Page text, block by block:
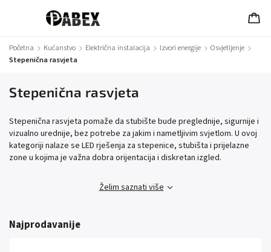
Početna / Kućanstvo / Električna instalacija / Izvori energije / Osvjetljenje /
Stepenična rasvjeta
Stepenična rasvjeta
Stepenična rasvjeta pomaže da stubište bude preglednije, sigurnije i
vizualno urednije, bez potrebe za jakim i nametljivim svjetlom. U ovoj
kategoriji nalaze se LED rješenja za stepenice, stubišta i prijelazne
zone u kojima je važna dobra orijentacija i diskretan izgled.
Želim saznati više
Najprodavanije